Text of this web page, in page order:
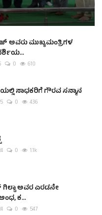
ಮುಖ್ಯಮಂತ್ರಿಗಳ
0 610
ಸಾಧಕರಿಗೆ ಗೌರವ ಸನ್ಮಾನ
0 436
0 1.1k
ಅವರ ಎರಡನೇ
ಕ...
0 547